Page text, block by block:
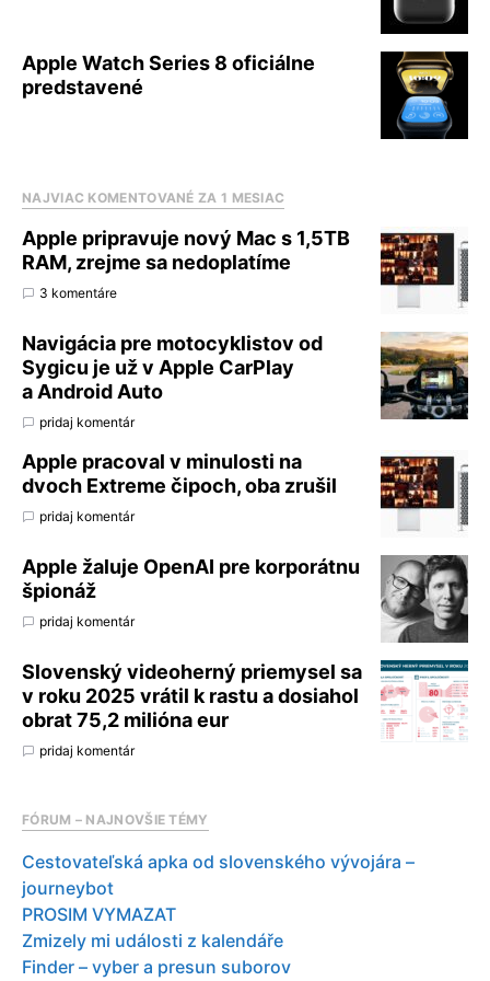
Apple Watch Series 8 oficiálne
predstavené
NAJVIAC KOMENTOVANÉ ZA 1 MESIAC
Apple pripravuje nový Mac s 1,5TB
RAM, zrejme sa nedoplatíme
3 komentáre
Navigácia pre motocyklistov od
Sygicu je už v Apple CarPlay
a Android Auto
pridaj komentár
Apple pracoval v minulosti na
dvoch Extreme čipoch, oba zrušil
pridaj komentár
Apple žaluje OpenAI pre korporátnu
špionáž
pridaj komentár
Slovenský videoherný priemysel sa
v roku 2025 vrátil k rastu a dosiahol
obrat 75,2 milióna eur
pridaj komentár
FÓRUM – NAJNOVŠIE TÉMY
Cestovateľská apka od slovenského vývojára –
journeybot
PROSIM VYMAZAT
Zmizely mi události z kalendáře
Finder – vyber a presun suborov